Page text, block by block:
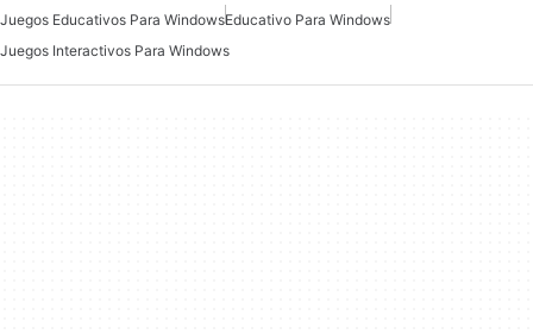
Juegos Educativos Para WindowsEducativo Para Windows
Juegos Interactivos Para Windows